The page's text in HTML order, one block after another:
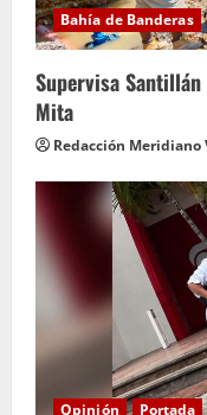
Bahía de Banderas
Supervisa
Mita
Redacción
Opinión Portada